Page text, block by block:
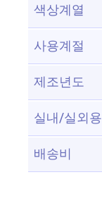
색상계열
사용계절
제조년도
실내/실외용
배송비